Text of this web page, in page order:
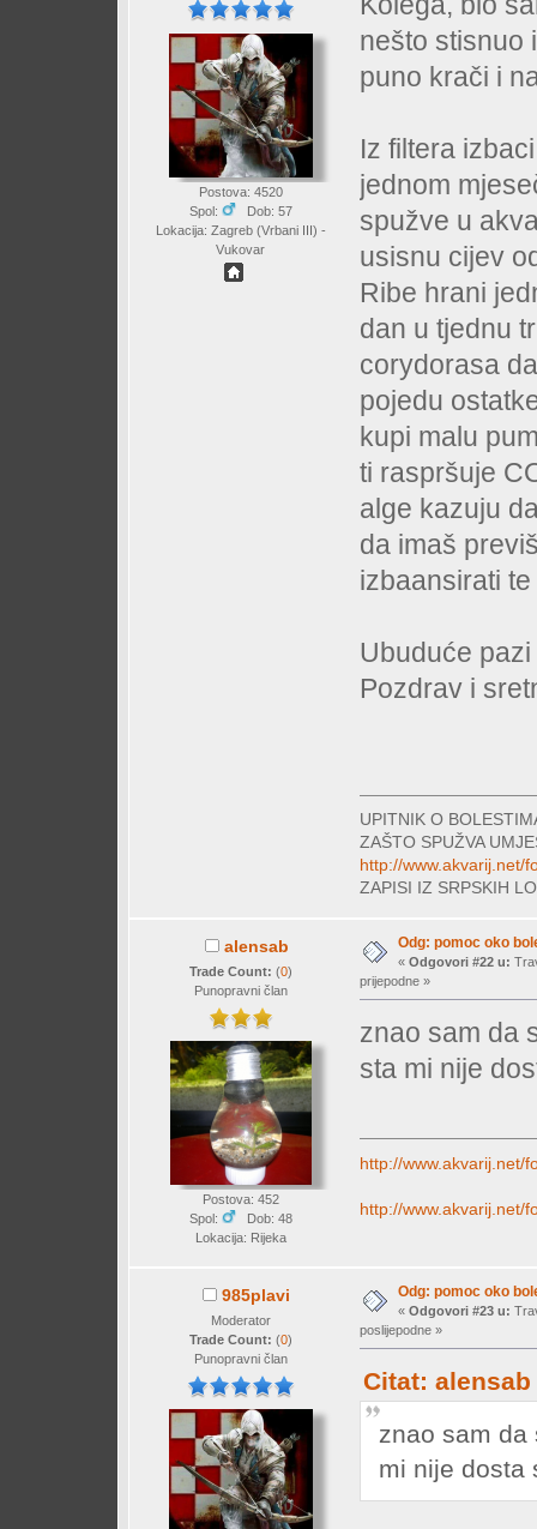
Postova: 4520
Spol:
Dob: 57
Lokacija: Zagreb (Vrbani III) -
Vukovar
nešto stisnuo
puno krači i
Iz filtera
jednom
spužve u
usisnu cijev
Ribe hrani
dan u tjednu
corydorasa
pojedu
kupi malu
ti raspršuje
alge kazuju
da imaš
izbaansirati
Ubuduće
Pozdrav i
UPITNIK O
ZAŠTO SPUŽVA
http://www.akvarij.net/
ZAPISI IZ SRPSKIH
alensab
Trade Count: (0)
Punopravni član
Postova: 452
Spol:
Dob: 48
Lokacija: Rijeka
Odg: pomoc oko
« Odgovori #22 u:
prijepodne »
znao sam da
sta mi nije
http://www.akvarij.net/
http://www.akvarij.net/
985plavi
Moderator
Trade Count: (0)
Punopravni član
Odg: pomoc oko
« Odgovori #23 u:
poslijepodne »
Citat: alensab
znao sam da
mi nije dosta